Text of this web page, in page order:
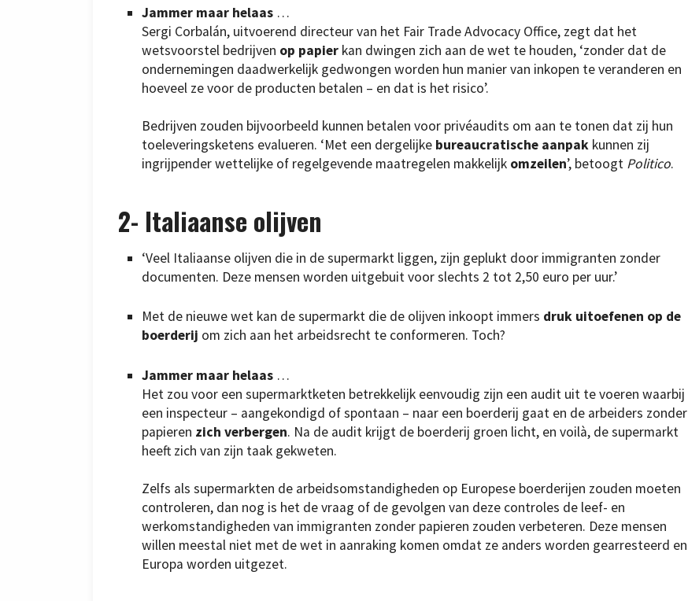
Jammer maar helaas …
Sergi Corbalán, uitvoerend directeur van het Fair Trade Advocacy Office, zegt dat het
wetsvoorstel bedrijven op papier kan dwingen zich aan de wet te houden, ‘zonder dat de
ondernemingen daadwerkelijk gedwongen worden hun manier van inkopen te veranderen en
hoeveel ze voor de producten betalen – en dat is het risico’.
Bedrijven zouden bijvoorbeeld kunnen betalen voor privéaudits om aan te tonen dat zij hun
toeleveringsketens evalueren. ‘Met een dergelijke bureaucratische aanpak kunnen zij
ingrijpender wettelijke of regelgevende maatregelen makkelijk omzeilen’, betoogt Politico.
2- Italiaanse olijven
‘Veel Italiaanse olijven die in de supermarkt liggen, zijn geplukt door immigranten zonder
documenten. Deze mensen worden uitgebuit voor slechts 2 tot 2,50 euro per uur.’
Met de nieuwe wet kan de supermarkt die de olijven inkoopt immers druk uitoefenen op de
boerderij om zich aan het arbeidsrecht te conformeren. Toch?
Jammer maar helaas …
Het zou voor een supermarktketen betrekkelijk eenvoudig zijn een audit uit te voeren waarbij
een inspecteur – aangekondigd of spontaan – naar een boerderij gaat en de arbeiders zonder
papieren zich verbergen. Na de audit krijgt de boerderij groen licht, en voilà, de supermarkt
heeft zich van zijn taak gekweten.
Zelfs als supermarkten de arbeidsomstandigheden op Europese boerderijen zouden moeten
controleren, dan nog is het de vraag of de gevolgen van deze controles de leef- en
werkomstandigheden van immigranten zonder papieren zouden verbeteren. Deze mensen
willen meestal niet met de wet in aanraking komen omdat ze anders worden gearresteerd en
Europa worden uitgezet.